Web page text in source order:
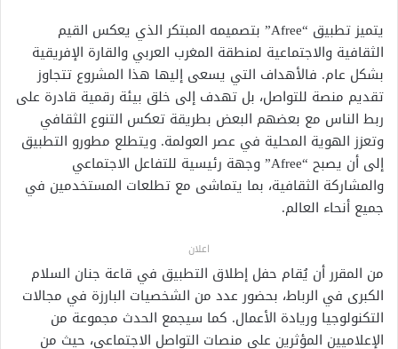
يتميز تطبيق “Afree” بتصميمه المبتكر الذي يعكس القيم
الثقافية والاجتماعية لمنطقة المغرب العربي والقارة الإفريقية
بشكل عام. فالأهداف التي يسعى إليها هذا المشروع تتجاوز
تقديم منصة للتواصل، بل تهدف إلى خلق بيئة رقمية قادرة على
ربط الناس مع بعضهم البعض بطريقة تعكس التنوع الثقافي
وتعزز الهوية المحلية في عصر العولمة. ويتطلع مطورو التطبيق
إلى أن يصبح “Afree” وجهة رئيسية للتفاعل الاجتماعي
والمشاركة الثقافية، بما يتماشى مع تطلعات المستخدمين في
جميع أنحاء العالم.
اعلان
من المقرر أن يُقام حفل إطلاق التطبيق في قاعة جنان السلام
الكبرى في الرباط، بحضور عدد من الشخصيات البارزة في مجالات
التكنولوجيا وريادة الأعمال. كما سيجمع الحدث مجموعة من
الإعلاميين المؤثرين على منصات التواصل الاجتماعي، حيث من